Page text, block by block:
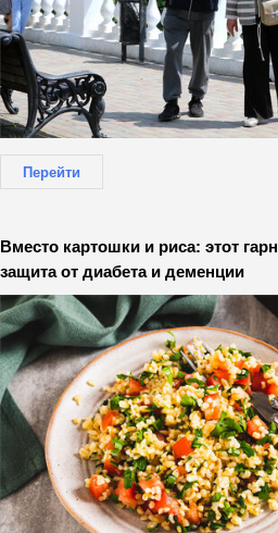
Перейти
Вместо картошки и риса: этот
защита от диабета и деменции